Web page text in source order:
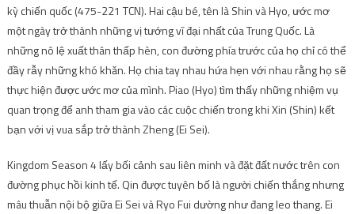
kỳ chiến quốc (475-221 TCN). Hai cậu bé, tên là Shin và Hyo, ước mơ
một ngày trở thành những vị tướng vĩ đại nhất của Trung Quốc. Là
những nô lệ xuất thân thấp hèn, con đường phía trước của họ chỉ có thể
đầy rẫy những khó khăn. Họ chia tay nhau hứa hẹn với nhau rằng họ sẽ
thực hiện được ước mơ của mình. Piao (Hyo) tìm thấy những nhiệm vụ
quan trọng để anh tham gia vào các cuộc chiến trong khi Xin (Shin) kết
bạn với vị vua sắp trở thành Zheng (Ei Sei).
Kingdom Season 4 lấy bối cảnh sau liên minh và đặt đất nước trên con
đường phục hồi kinh tế. Qin được tuyên bố là người chiến thắng nhưng
mâu thuẫn nội bộ giữa Ei Sei và Ryo Fui dường như đang leo thang. Ei